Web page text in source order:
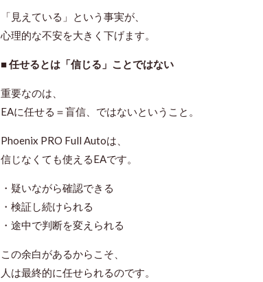
「見えている」という事実が、
心理的な不安を大きく下げます。
■ 任せるとは「信じる」ことではない
重要なのは、
EAに任せる＝盲信、ではないということ。
Phoenix PRO Full Autoは、
信じなくても使えるEAです。
・疑いながら確認できる
・検証し続けられる
・途中で判断を変えられる
この余白があるからこそ、
人は最終的に任せられるのです。